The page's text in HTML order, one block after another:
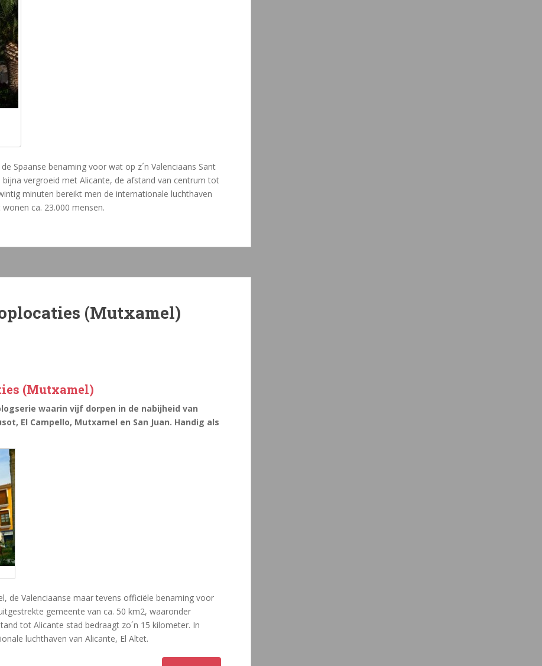
Spaanse benaming voor wat op z´n Valenciaans Sant
bijna vergroeid met Alicante, de afstand van centrum tot
minuten bereikt men de internationale luchthaven
wonen ca. 23.000 mensen.
(Mutxamel)
(Mutxamel)
waarin vijf dorpen in de nabijheid van
El Campello, Mutxamel en San Juan. Handig als
de Valenciaanse maar tevens officiële benaming voor
gemeente van ca. 50 km2, waaronder
tot Alicante stad bedraagt zo´n 15 kilometer. In
luchthaven van Alicante, El Altet.